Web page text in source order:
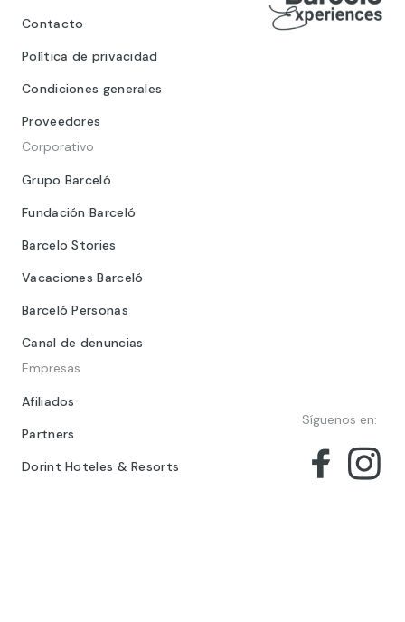
Contacto
Política de privacidad
Condiciones generales
Proveedores
Corporativo
Grupo Barceló
Fundación Barceló
Barcelo Stories
Vacaciones Barceló
Barceló Personas
Canal de denuncias
Empresas
Afiliados
Partners
Dorint Hoteles & Resorts
Síguenos en: